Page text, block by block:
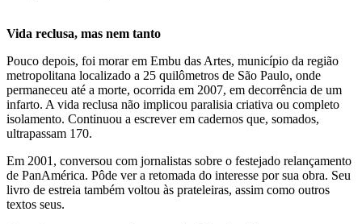
Vida reclusa, mas nem tanto
Pouco depois, foi morar em Embu das Artes, município da região
metropolitana localizado a 25 quilômetros de São Paulo, onde
permaneceu até a morte, ocorrida em 2007, em decorrência de um
infarto. A vida reclusa não implicou paralisia criativa ou completo
isolamento. Continuou a escrever em cadernos que, somados,
ultrapassam 170.
Em 2001, conversou com jornalistas sobre o festejado relançamento
de PanAmérica. Pôde ver a retomada do interesse por sua obra. Seu
livro de estreia também voltou às prateleiras, assim como outros
textos seus.